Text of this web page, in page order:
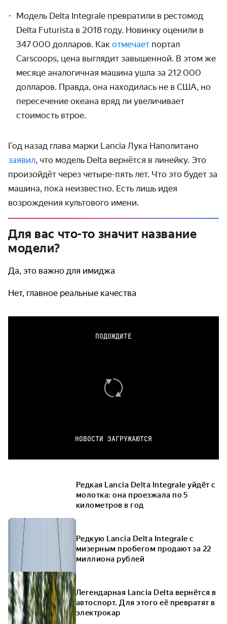
Модель Delta Integrale превратили в рестомод
Delta Futurista в 2018 году. Новинку оценили в
347 000 долларов. Как отмечает портал
Carscoops, цена выглядит завышенной. В этом же
месяце аналогичная машина ушла за 212 000
долларов. Правда, она находилась не в США, но
пересечение океана вряд ли увеличивает
стоимость втрое.
Год назад глава марки Lancia Лука Наполитано
заявил, что модель Delta вернётся в линейку. Это
произойдёт через четыре-пять лет. Что это будет за
машина, пока неизвестно. Есть лишь идея
возрождения культового имени.
Для вас что-то значит название
модели?
Да, это важно для имиджа
Нет, главное реальные качества
ПОДОЖДИТЕ
НОВОСТИ ЗАГРУЖАЮТСЯ
Редкая Lancia Delta Integrale уйдёт с
молотка: она проезжала по 5
километров в год
Редкую Lancia Delta Integrale с
мизерным пробегом продают за 22
миллиона рублей
Легендарная Lancia Delta вернётся в
автоспорт. Для этого её превратят в
электрокар